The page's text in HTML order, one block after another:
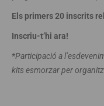
Els primers 20 inscrits
Inscriu-t’hi ara!
*Participació a
kits esmorzar per